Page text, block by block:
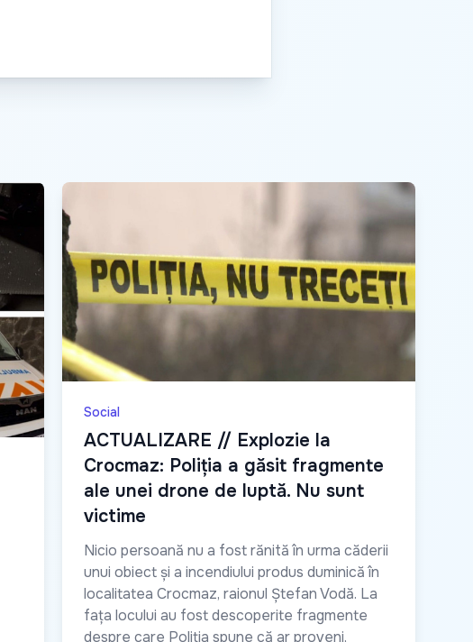
Social
ACTUALIZARE // Explozie la
Crocmaz: Poliția a găsit fragmente
ale unei drone de luptă. Nu sunt
victime
Nicio persoană nu a fost rănită în urma căderii
unui obiect și a incendiului produs duminică în
localitatea Crocmaz, raionul Ștefan Vodă. La
fața locului au fost descoperite fragmente
despre care Poliția spune că ar proveni,